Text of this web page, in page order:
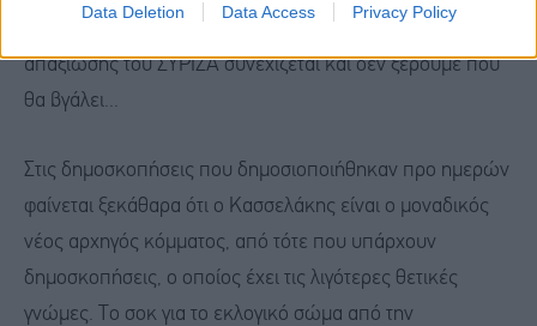
Data Deletion Data Access Privacy Policy
απαξίωσης του ΣΥΡΙΖΑ συνεχίζεται και δεν ξέρουμε πού
θα βγάλει...
Στις δημοσκοπήσεις που δημοσιοποιήθηκαν προ ημερών
φαίνεται ξεκάθαρα ότι ο Κασσελάκης είναι ο μοναδικός
νέος αρχηγός κόμματος, από τότε που υπάρχουν
δημοσκοπήσεις, ο οποίος έχει τις λιγότερες θετικές
γνώμες. Το σοκ για το εκλογικό σώμα από την